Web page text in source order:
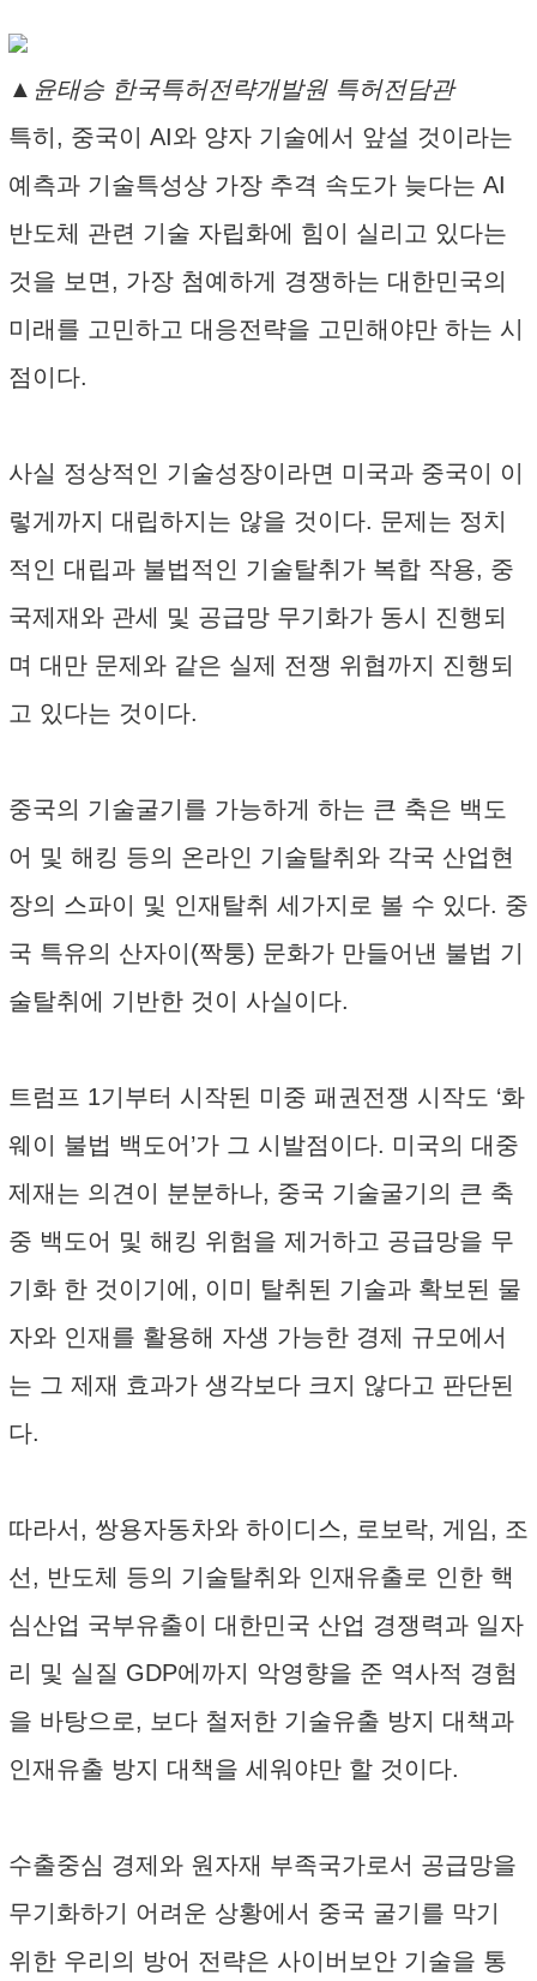
▲윤태승 한국특허전략개발원 특허전담관
특히, 중국이 AI와 양자 기술에서 앞설 것이라는
예측과 기술특성상 가장 추격 속도가 늦다는 AI
반도체 관련 기술 자립화에 힘이 실리고 있다는
것을 보면, 가장 첨예하게 경쟁하는 대한민국의
미래를 고민하고 대응전략을 고민해야만 하는 시
점이다.
사실 정상적인 기술성장이라면 미국과 중국이 이
렇게까지 대립하지는 않을 것이다. 문제는 정치
적인 대립과 불법적인 기술탈취가 복합 작용, 중
국제재와 관세 및 공급망 무기화가 동시 진행되
며 대만 문제와 같은 실제 전쟁 위협까지 진행되
고 있다는 것이다.
중국의 기술굴기를 가능하게 하는 큰 축은 백도
어 및 해킹 등의 온라인 기술탈취와 각국 산업현
장의 스파이 및 인재탈취 세가지로 볼 수 있다. 중
국 특유의 산자이(짝퉁) 문화가 만들어낸 불법 기
술탈취에 기반한 것이 사실이다.
트럼프 1기부터 시작된 미중 패권전쟁 시작도 ‘화
웨이 불법 백도어’가 그 시발점이다. 미국의 대중
제재는 의견이 분분하나, 중국 기술굴기의 큰 축
중 백도어 및 해킹 위험을 제거하고 공급망을 무
기화 한 것이기에, 이미 탈취된 기술과 확보된 물
자와 인재를 활용해 자생 가능한 경제 규모에서
는 그 제재 효과가 생각보다 크지 않다고 판단된
다.
따라서, 쌍용자동차와 하이디스, 로보락, 게임, 조
선, 반도체 등의 기술탈취와 인재유출로 인한 핵
심산업 국부유출이 대한민국 산업 경쟁력과 일자
리 및 실질 GDP에까지 악영향을 준 역사적 경험
을 바탕으로, 보다 철저한 기술유출 방지 대책과
인재유출 방지 대책을 세워야만 할 것이다.
수출중심 경제와 원자재 부족국가로서 공급망을
무기화하기 어려운 상황에서 중국 굴기를 막기
위한 우리의 방어 전략은 사이버보안 기술을 통